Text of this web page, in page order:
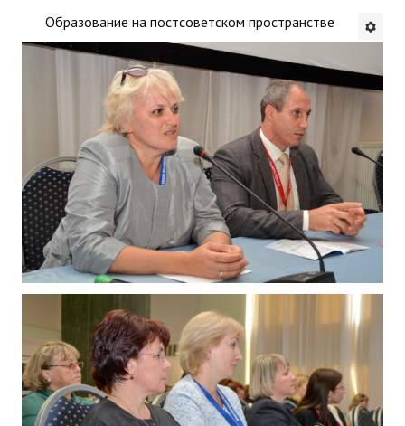
Будни института
Противодействие коррупции
В ПОМОЩЬ УЧИТЕЛЮ
Организация УВП
ГИА
Карта ГИА РК
Советуем прочитать
Готовимся к новому учебному году 2026-2027
Образование на постсоветском пространстве